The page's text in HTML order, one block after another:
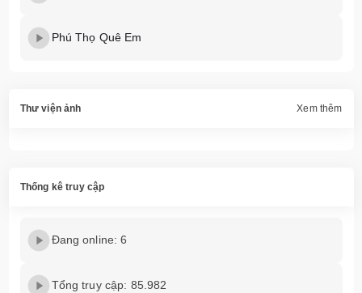
Phú Thọ Quê Em
Thư viện ảnh Xem thêm
Thống kê truy cập
Đang online: 6
Tổng truy cập: 85.982